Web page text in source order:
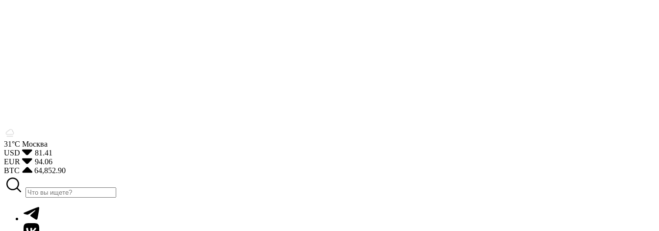
31°С Москва
USD
81.41
EUR
94.06
BTC
64,852.90